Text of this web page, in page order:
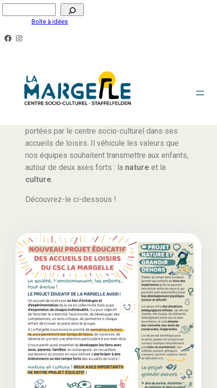
Boîte à idées
PROJET ÉDUCATIF
portées par le centre socio-culturel dans ses
accueils de loisirs. Il véhicule les valeurs que
nos équipes souhaitent transmettre aux enfants,
autour de deux axes forts : la nature et la
culture
Découvrez-le ci-dessous !